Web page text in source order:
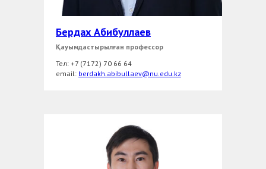
Бердах Абибуллаев
Қауымдастырылған профессор
Тел: +7 (7172) 70 66 64
еmail: berdakh.abibullaev@nu.edu.kz